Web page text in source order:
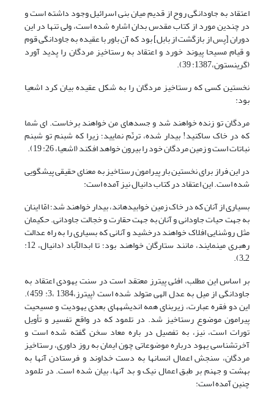
اعتقاد به جاودانگی روح از قدیم میان بنی اسرائیل وجود داشته است و
در چندین مورد از کتاب مقدس بدان اشاره شده است، ولی تنها در این
دوران [پس از بازگشت از بابل] بود که آن باور با عقیده به جاودانگی قوم
و قیام مسیحا پیوند خورد و اعتقاد به رستاخیز مردگان را پدید آورد
(گرینستون،1387: 39).
نخستین کسی که رستاخیز مردگان را به شکل عقیده بیان کرد اشعیا
بود:
مردگان تو زنده خواهند شد و جسدهای من خواهند برخاست. ای شما
که در خاک ساکنید! بیدار شده، ترنّم نمایید؛ زیرا که شبنم تو شبنم
نباتات است و زمین مردگان خود را بیرون خواهد افکند (اشعیا، 26: 19).
در این فراز برای نخستین بار پیرامون رستاخیز به معنای حقیقی پیش‏گویی
شده است. این اعتقاد در کتاب دانیال نیز آمده است:
بسیاری از آنان که در خاک زمین خوابیده‏اند، بیدار خواهند شد؛ امّا اینان
به جهت حیات جاودانی و آنان به جهت حقارت و خجالت جاودانی. حکیمان
مثل روشنایی افلاک خواهند درخشید و آنانی که بسیاری را به راه عدالت
رهبری می‏نمایند، مانند ستارگان خواهند بود؛ تا ابدالآباد (دانیال، 12:
2ـ3).
بر اساس این مطلب، اف‏ئی پیترز معتقد است در سنت یهودی اعتقاد به
جاودانگی از میل به عدل الهی متولد شده است (پیترز،1384 ،3: 459).
این دو فقره عبارت، زیربنای همه اندیشه‏های بعدی یهودیت و مسیحیت
پیرامون موضوع رستاخیز شد. در تلمود که در واقع تفسیر و تأویل
تورات است، نیز، به تفصیل در باره معاد سخن گفته شده است و
آخرت‏شناسی یهود درباره موضوعاتی چون ایمان به روز داوری، رستاخیز
مردگان، سنجش اعمال انسان‏ها به دست خداوند و فرستادن آن‏ها به
بهشت و جهنم بر طبق اعمال نیک و بد آنها، بیان شده است. در تلمود
چنین آمده است: